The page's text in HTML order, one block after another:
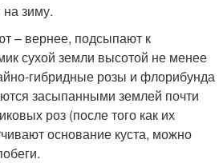
зиму.
– вернее, подсыпают к
сухой земли высотой не менее
гибридные розы и флорибунда
засыпанными землей почти
роз (после того как их
основание куста, можно